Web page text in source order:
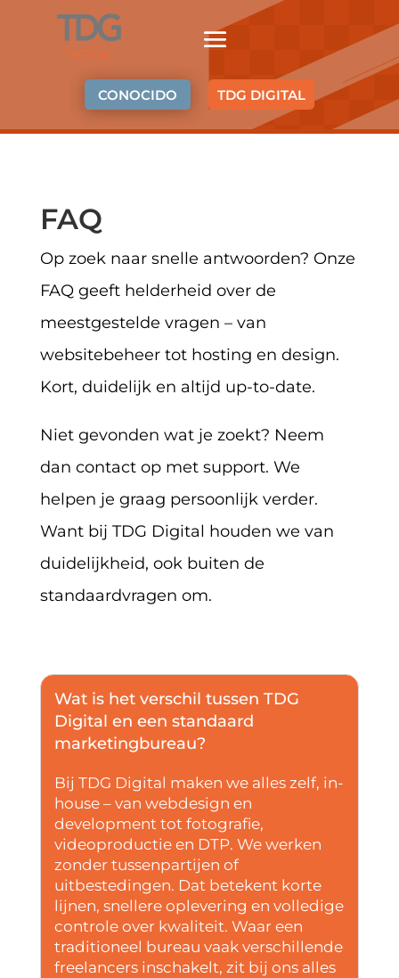
CONOCIDO TDG DIGITAL
FAQ
Op zoek naar snelle antwoorden? Onze
FAQ geeft helderheid over de
meestgestelde vragen – van
websitebeheer tot hosting en design.
Kort, duidelijk en altijd up-to-date.
Niet gevonden wat je zoekt? Neem
dan contact op met support. We
helpen je graag persoonlijk verder.
Want bij TDG Digital houden we van
duidelijkheid, ook buiten de
standaardvragen om.
Wat is het verschil tussen TDG
Digital en een standaard
marketingbureau?
Bij TDG Digital maken we alles zelf, in-
house – van webdesign en
development tot fotografie,
videoproductie en DTP. We werken
zonder tussenpartijen of
uitbestedingen. Dat betekent korte
lijnen, snellere oplevering en volledige
controle over kwaliteit. Waar een
traditioneel bureau vaak verschillende
freelancers inschakelt, zit bij ons alles